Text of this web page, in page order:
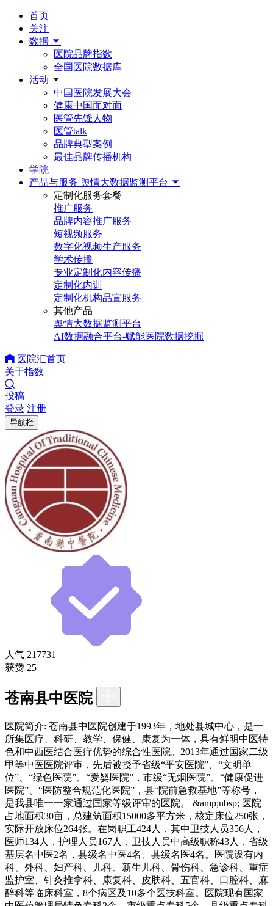
首页
关注
数据
医院品牌指数
全国医院数据库
活动
中国医院发展大会
健康中国面对面
医管先锋人物
医管talk
品牌典型案例
最佳品牌传播机构
学院
产品与服务 舆情大数据监测平台
定制化服务套餐
推广服务
品牌内容推广服务
短视频服务
数字化视频生产服务
学术传播
专业定制化内容传播
定制化内训
定制化机构品宣服务
其他产品
舆情大数据监测平台
AI数据融合平台-赋能医院数据挖掘
医院汇首页
关于指数
投稿
登录 注册
导航栏
人气 217731
获赞 25
苍南县中医院
医院简介: 苍南县中医院创建于1993年，地处县城中心，是一
所集医疗、科研、教学、保健、康复为一体，具有鲜明中医特
色和中西医结合医疗优势的综合性医院。2013年通过国家二级
甲等中医医院评审，先后被授予省级“平安医院”、“文明单
位”、“绿色医院”、“爱婴医院”，市级“无烟医院”、“健康促进
医院”、“医防整合规范化医院”，县“院前急救基地”等称号，
是我县唯一一家通过国家等级评审的医院。 &amp;nbsp; 医院
占地面积30亩，总建筑面积15000多平方米，核定床位250张，
实际开放床位264张。在岗职工424人，其中卫技人员356人，
医师134人，护理人员167人，卫技人员中高级职称43人，省级
基层名中医2名，县级名中医4名、县级名医4名。医院设有内
科、外科、妇产科、儿科、新生儿科、骨伤科、急诊科、重症
监护室、针灸推拿科、康复科、皮肤科、五官科、口腔科、麻
醉科等临床科室，8个病区及10多个医技科室。医院现有国家